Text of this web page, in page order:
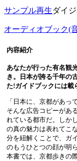
サンプル再生ダイ
オーディオブック(
内容紹介
あなたが行った有名観
き。日本が誇る千年の
た!ガイドブックには載
「日本に、京都があっ
そんな広告コピーがあ
れている都市だ。しか
の真の魅力は表れてこ
分を紐解くことで、ガ
のもうひとつの顔が明
本書では、京都歩きの